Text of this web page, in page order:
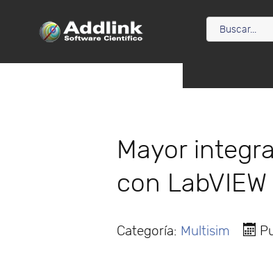
Mayor
con
Categoría: Multisim